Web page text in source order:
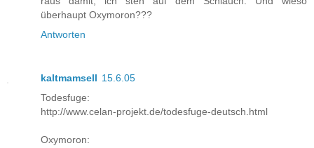
überhaupt Oxymoron???
Antworten
kaltmamsell 15.6.05
Todesfuge:
http://www.celan-projekt.de/todesfuge-deutsch.html
Oxymoron: